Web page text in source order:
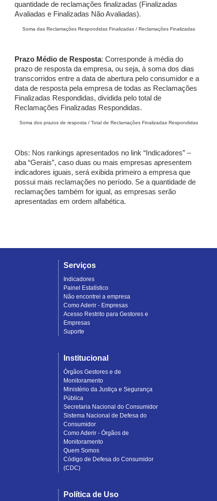
quantidade de reclamações finalizadas (Finalizadas
Avaliadas e Finalizadas Não Avaliadas).
Soma das Reclamações Respondidas Finalizadas / Reclamações Finalizadas
Prazo Médio de Resposta: Corresponde à média do
prazo de resposta da empresa, ou seja, à soma dos dias
transcorridos entre a data de abertura pelo consumidor e a
data de resposta pela empresa de todas as Reclamações
Finalizadas Respondidas, dividida pelo total de
Reclamações Finalizadas Respondidas.
Soma dos prazos de resposta / Total de Reclamações Finalizadas Respondidas
Obs: Nos rankings apresentados no link “Indicadores” –
aba “Gerais”, caso duas ou mais empresas apresentem
indicadores iguais, será exibida primeiro a empresa que
possui mais reclamações no período. Se a quantidade de
reclamações também for igual, as empresas serão
apresentadas em ordem alfabética.
Serviços
Indicadores
Painel Estatístico
Não encontrei a empresa
Como Aderir - Empresas
Acesso Restrito para Gestores e
Empresas
Suporte
Institucional
Órgãos Gestores e de
Monitoramento
Ministério da Justiça e Segurança
Pública
Secretaria Nacional do Consumidor
Sistema Nacional de Defesa do
Consumidor
Como Aderir - Órgãos de
Monitoramento
Quem Somos
Código de Defesa do Consumidor
(CDC)
Política de Uso